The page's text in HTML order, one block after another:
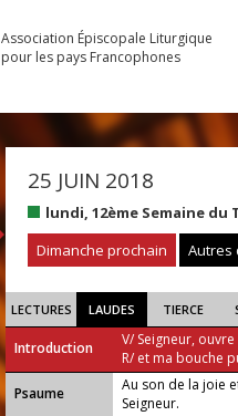
Association Épiscopale Liturgique
pour les pays Francophones
25 JUIN 2018
lundi, 12ème Semaine
Dimanche prochain
Autres
LECTURES LAUDES TIERCE
Introduction
V/ Seigneur,
R/ et ma bouche
Psaume
Au son de la joie
Seigneur.